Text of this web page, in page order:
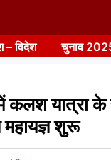
– विदेश चुनाव
कलश यात्रा के
महायज्ञ शुरू